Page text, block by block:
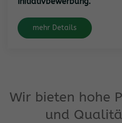
mehr Details
Wir bieten hohe
und